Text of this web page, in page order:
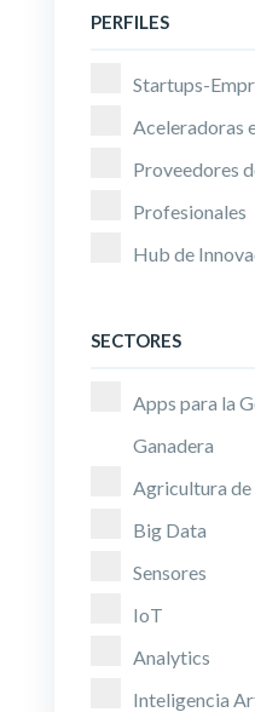
PERFILES
Startups-
Aceleradoras
Proveedores
Profesionales
Hub de
SECTORES
Apps para la
Ganadera
Agricultura de
Big Data
Sensores
IoT
Analytics
Inteligencia